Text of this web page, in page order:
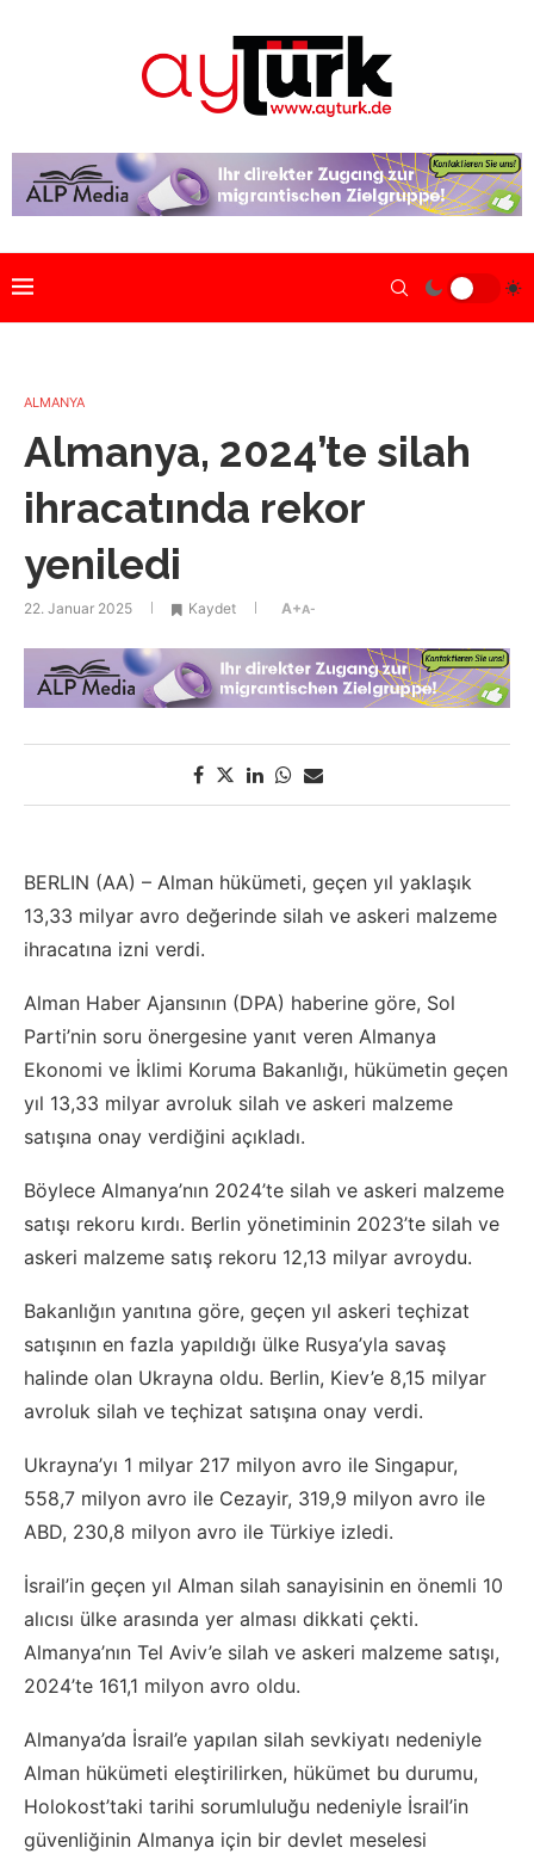
ALMANYA
Almanya, 2024’te silah
ihracatında rekor
yeniledi
22. Januar 2025 Kaydet A+A-
BERLIN (AA) – Alman hükümeti, geçen yıl yaklaşık
13,33 milyar avro değerinde silah ve askeri malzeme
ihracatına izni verdi.
Alman Haber Ajansının (DPA) haberine göre, Sol
Parti’nin soru önergesine yanıt veren Almanya
Ekonomi ve İklimi Koruma Bakanlığı, hükümetin geçen
yıl 13,33 milyar avroluk silah ve askeri malzeme
satışına onay verdiğini açıkladı.
Böylece Almanya’nın 2024’te silah ve askeri malzeme
satışı rekoru kırdı. Berlin yönetiminin 2023’te silah ve
askeri malzeme satış rekoru 12,13 milyar avroydu.
Bakanlığın yanıtına göre, geçen yıl askeri teçhizat
satışının en fazla yapıldığı ülke Rusya’yla savaş
halinde olan Ukrayna oldu. Berlin, Kiev’e 8,15 milyar
avroluk silah ve teçhizat satışına onay verdi.
Ukrayna’yı 1 milyar 217 milyon avro ile Singapur,
558,7 milyon avro ile Cezayir, 319,9 milyon avro ile
ABD, 230,8 milyon avro ile Türkiye izledi.
İsrail’in geçen yıl Alman silah sanayisinin en önemli 10
alıcısı ülke arasında yer alması dikkati çekti.
Almanya’nın Tel Aviv’e silah ve askeri malzeme satışı,
2024’te 161,1 milyon avro oldu.
Almanya’da İsrail’e yapılan silah sevkiyatı nedeniyle
Alman hükümeti eleştirilirken, hükümet bu durumu,
Holokost’taki tarihi sorumluluğu nedeniyle İsrail’in
güvenliğinin Almanya için bir devlet meselesi